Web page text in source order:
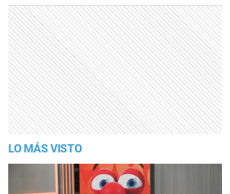
LO MÁS VISTO